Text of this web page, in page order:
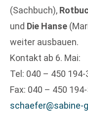
(Sachbuch),
und Die Hanse
weiter ausbauen.
Kontakt ab 6. Mai:
Tel: 040 – 450 194-
Fax: 040 – 450
schaefer@sabine-